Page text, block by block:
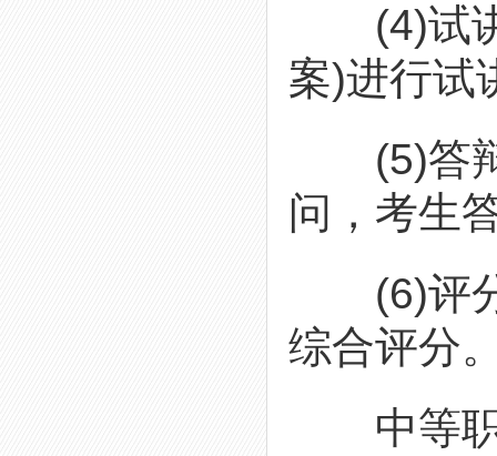
(4)试讲
案)进行试
(5)答辩
问，考生
(6)评分
综合评分
中等职